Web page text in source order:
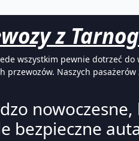
z
wszystkim pewnie dotrzeć
Naszych
nowoczesne,
bezpieczne